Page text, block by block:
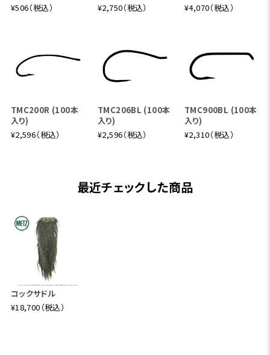
¥506（税込）
¥2,750（税込）
¥4,070（税込）
TMC200R (100本
入り)
¥2,596（税込）
TMC206BL (100本
入り)
¥2,596（税込）
TMC900BL (100本
入り)
¥2,310（税込）
最近チェックした商品
コックサドル
¥18,700（税込）